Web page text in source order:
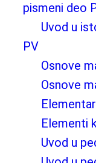
pismeni deo
Uvod u
PV
Osnove
Osnove
Elementi
Uvod u